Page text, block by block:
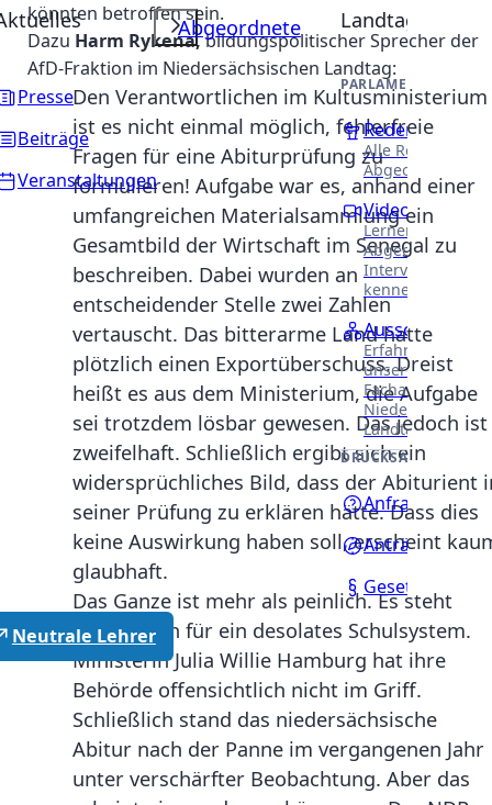
Presse
Beiträge
Veranstaltungen
Abgeordnete Landtag
Reden
Alle Reden
Abgeordneten.
Videothek
Lernen Sie
Abgeordneten in
Interviews näher
kennen.
Ausschüsse
Erfahren Sie
unsere Arbeit in
Landtages.
DRUCKSACHEN
Anfragen
Anträge
Neutrale Lehrer
könnten betroffen sein.
Dazu Harm Rykena,bildungspolitischer Sprecher der
AfD-Fraktion im Niedersächsischen Landtag:
Den Verantwortlichen im Kultusministerium
ist es nicht einmal möglich, fehlerfreie
Fragen für eine Abiturprüfung zu
formulieren! Aufgabe war es, anhand einer
umfangreichen Materialsammlung ein
Gesamtbild der Wirtschaft im Senegal zu
beschreiben. Dabei wurden an
entscheidender Stelle zwei Zahlen
vertauscht. Das bitterarme Land hatte
plötzlich einen Exportüberschuss. Dreist
heißt es aus dem Ministerium, die Aufgabe
sei trotzdem lösbar gewesen. Das jedoch ist
zweifelhaft. Schließlich ergibt sich ein
widersprüchliches Bild, dass der Abiturient
seiner Prüfung zu erklären hätte. Dass dies
keine Auswirkung haben soll, erscheint
glaubhaft.
Das Ganze ist mehr als peinlich. Es steht
sinnbildlich für ein desolates Schulsystem.
Ministerin Julia Willie Hamburg hat ihre
Behörde offensichtlich nicht im Griff.
Schließlich stand das niedersächsische
Abitur nach der Panne im vergangenen Jahr
unter verschärfter Beobachtung. Aber das